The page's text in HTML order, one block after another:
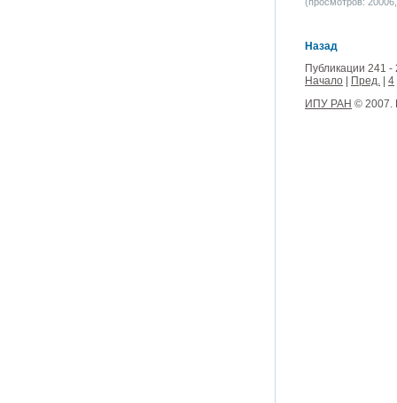
Назад
Публикации 241 -
Начало
Пред.
4
ИПУ РАН © 2007.